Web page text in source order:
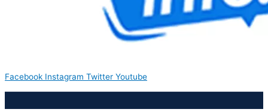
Facebook Instagram Twitter Youtube